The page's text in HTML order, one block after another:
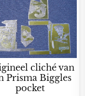
cliché van
Prisma Biggles
pocket